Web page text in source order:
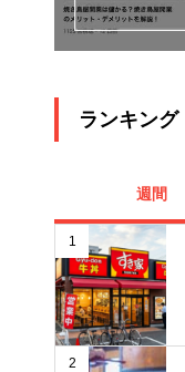
ランキング
週間
1
2